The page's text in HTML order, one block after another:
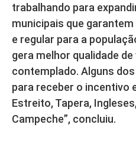
trabalhando para
municipais que
e regular para a
gera melhor qualidade
contemplado. Alguns
para receber o incentivo
Estreito, Tapera,
Campeche”, concluiu.